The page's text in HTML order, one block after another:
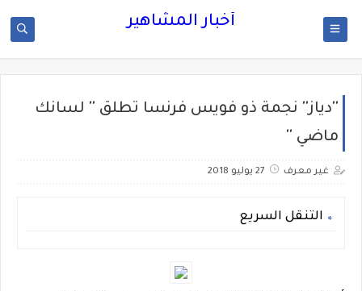
أخبار المشاهير
''دياز'' نجمة ذو فويس فرنسا تطلق '' لسانك
ماضي ''
غير معرف 27 يوليو 2018
التنقل السريع